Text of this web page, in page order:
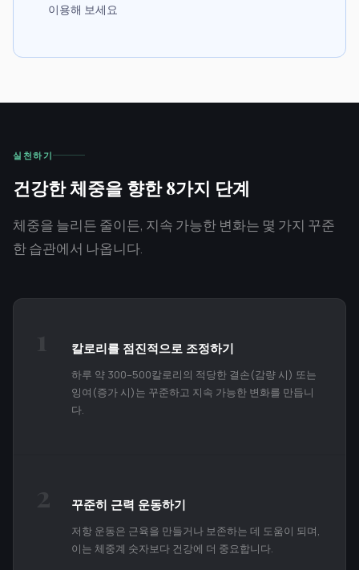
이용해 보세요
실천하기
건강한 체중을 향한 8가지 단계
체중을 늘리든 줄이든, 지속 가능한 변화는 몇 가지 꾸준
한 습관에서 나옵니다.
칼로리를 점진적으로 조정하기
하루 약 300–500칼로리의 적당한 결손(감량 시) 또는
잉여(증가 시)는 꾸준하고 지속 가능한 변화를 만듭니
다.
꾸준히 근력 운동하기
저항 운동은 근육을 만들거나 보존하는 데 도움이 되며,
이는 체중계 숫자보다 건강에 더 중요합니다.